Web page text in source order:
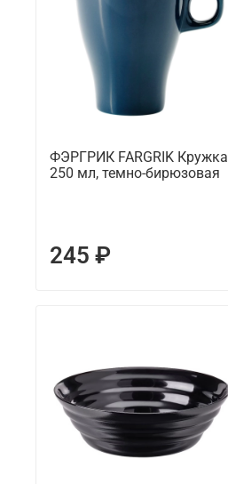
ФЭРГРИК FARGRIK Кружка
250 мл, темно-бирюзовая
245 ₽